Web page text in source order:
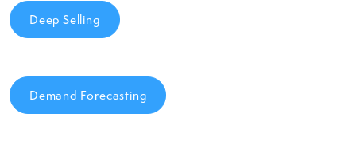
Deep Selling
Demand Forecasting